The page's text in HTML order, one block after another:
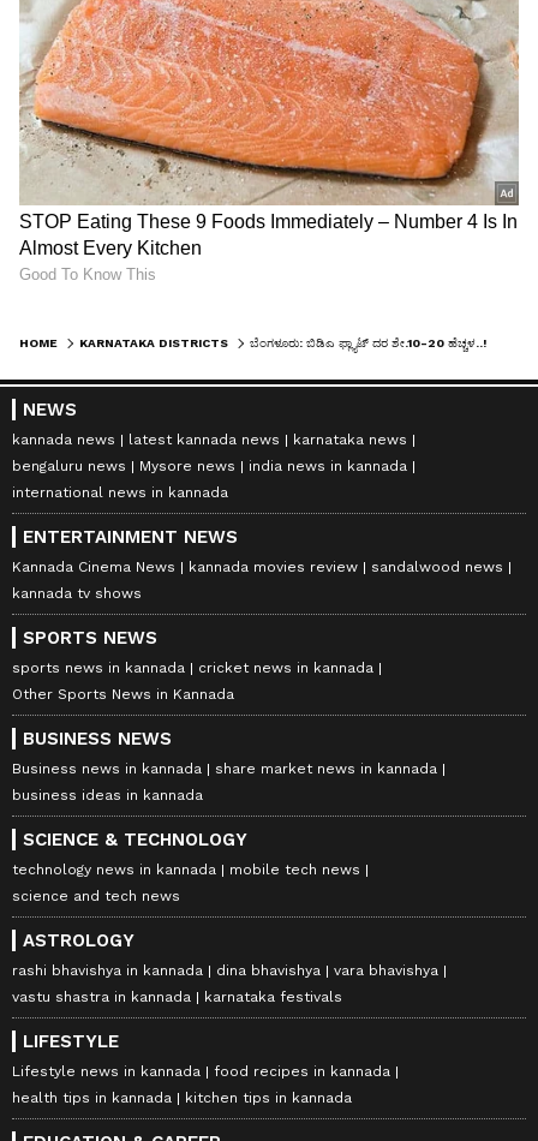
HOME KARNATAKA DISTRICTS ಬೆಂಗಳೂರು: ಬಿಡಿಎ ಫ್ಲ್ಯಾಟ್‌ ದರ ಶೇ.10-20 ಹೆಚ್ಚಳ..!
NEWS
kannada news latest kannada news
karnataka news
bengaluru news
Mysore news
india news in kannada
international news in kannada
ENTERTAINMENT NEWS
Kannada Cinema News kannada movies review
sandalwood news
kannada tv shows
SPORTS NEWS
sports news in kannada
cricket news in kannada
Other Sports News in Kannada
BUSINESS NEWS
Business news in kannada
share market news in kannada
business ideas in kannada
SCIENCE & TECHNOLOGY
technology news in kannada
mobile tech news
science and tech news
ASTROLOGY
rashi bhavishya in kannada dina bhavishya
vara bhavishya
vastu shastra in kannada
karnataka festivals
LIFESTYLE
Lifestyle news in kannada
food recipes in kannada
health tips in kannada
kitchen tips in kannada